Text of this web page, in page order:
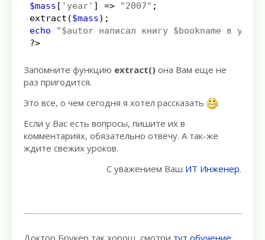
$mass [ 'year' ] => "2007" ;
extract ($mass);
echo
"$autor написал книгу $bookname в year
?>
Запомните функцию extract() она Вам еще не
раз пригодится.
Это все, о чем сегодня я хотел рассказать
.
Если у Вас есть вопросы, пишите их в
комментариях, обязательно отвечу. А так-же
ждите свежих уроков.
С уважением Ваш ИТ Инженер.